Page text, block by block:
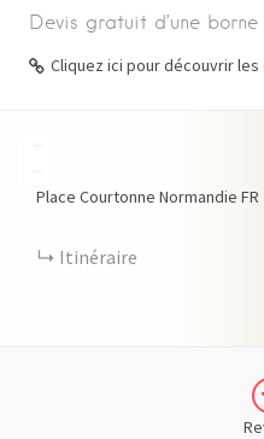
Devis gratuit d’une
Cliquez ici pour découvrir
Place Courtonne Normandie FR
Itinéraire